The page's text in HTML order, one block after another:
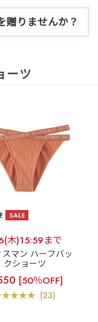
贈りませんか？
ーツ
木)15:59まで
スマン ハーフバッ
クショーツ
[50％OFF]
(23)